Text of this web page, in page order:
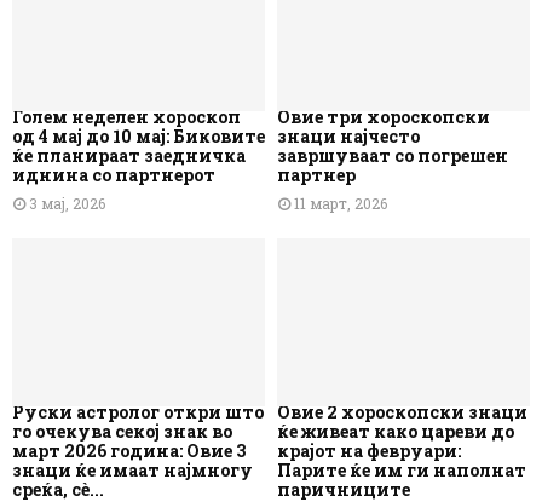
Голем неделен хороскоп
од 4 мај до 10 мај: Биковите
ќе планираат заедничка
иднина со партнерот
3 мај, 2026
Овие три хороскопски
знаци најчесто
завршуваат со погрешен
партнер
11 март, 2026
Руски астролог откри што
го очекува секој знак во
март 2026 година: Овие 3
знаци ќе имаат најмногу
среќа, сè...
Овие 2 хороскопски знаци
ќе живеат како цареви до
крајот на февруари:
Парите ќе им ги наполнат
паричниците